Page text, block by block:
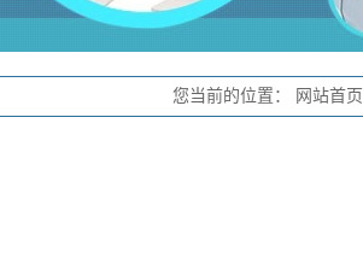
您当前的位置： 网站首页